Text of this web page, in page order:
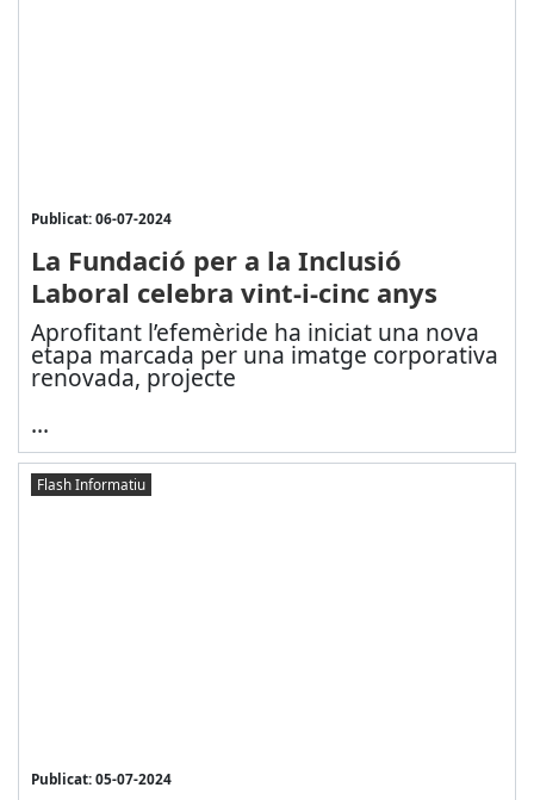
Publicat: 06-07-2024
La Fundació per a la Inclusió
Laboral celebra vint-i-cinc anys
Aprofitant l’efemèride ha iniciat una nova
etapa marcada per una imatge corporativa
renovada, projecte
...
Flash Informatiu
Publicat: 05-07-2024